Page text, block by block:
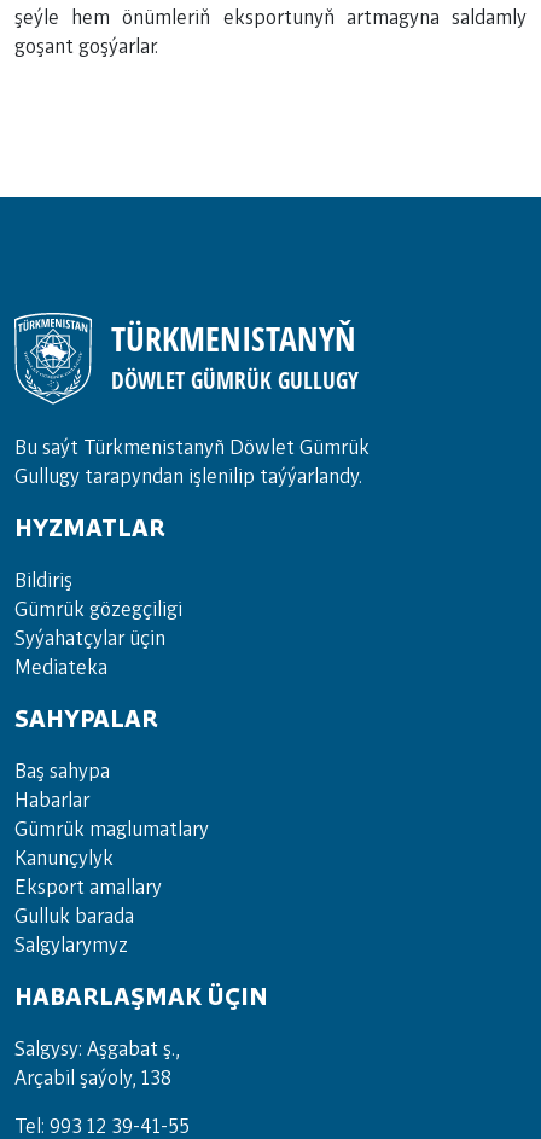
şeýle hem önümleriň eksportunyň artmagyna saldamly
goşant goşýarlar.
TÜRKMENISTANYŇ
DÖWLET GÜMRÜK GULLUGY
Bu saýt Türkmenistanyñ Döwlet Gümrük
Gullugy tarapyndan işlenilip taýýarlandy.
HYZMATLAR
Bil­di­riş
Güm­rük gö­zeg­çi­li­gi
Sy­ýa­hat­çy­lar ü­çin
Media­teka
SAHYPALAR
Baş sahypa
Habarlar
Gümrük maglumatlary
Kanunçylyk
Eksport amallary
Gulluk barada
Salgylarymyz
HABARLAŞMAK ÜÇIN
Salgysy: Aşgabat ş.,
Arçabil şaýoly, 138
Tel: 993 12 39-41-55